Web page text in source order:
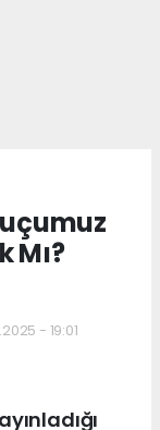
Mı?
- 19:01